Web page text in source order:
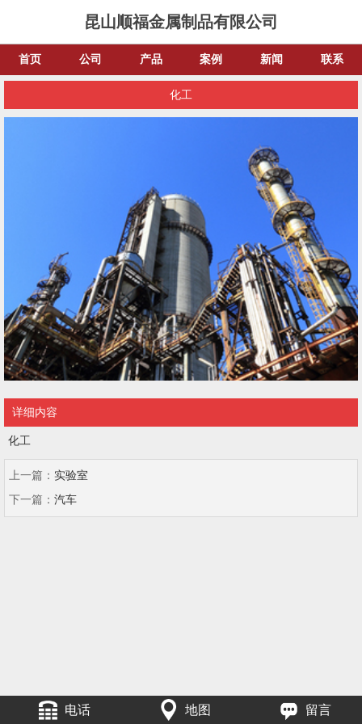
昆山顺福金属制品有限公司
首页 公司 产品 案例 新闻 联系
化工
详细内容
化工
上一篇： 实验室
下一篇： 汽车
电话 地图 留言